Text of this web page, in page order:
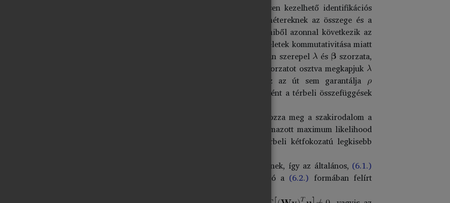
formájából világosan látható, hogy a modell meglehetősen nehézkesen kezelhető identifikációs
első és második tagját tekintve azonnal adódik, hogy
paramétereknek az összege és a
a helyzetet, hogy egyik paraméter sem szerepel önmagában, amiből azonnal következik az
két paraméter felcserélhető, miközben azok szorzata és összege a műveletek kommutativitása miatt
információnk is, hiszen az egyenlet jobb oldalának negyedik tagjában szerepel
és
szorzata,
lenne az az út, hogy
megbecslésével, majd ezzel a szorzatot osztva megkapjuk
értékére is lesz kalkulációnk. Sajnálatos módon azonban még ez az út sem garantálja
, akkor a modell ugyancsak identifikálhatatlan még akkor is, ha egyébként a térbeli összefüggések
nem ezt az identifikációs és becslési stratégiát követve határozza meg a szakirodalom a
megismerési módját. Ehelyett az ismert és eddigiekben is alkalmazott maximum likelihood
legkisebb négyzetek módszerének továbbfejlesztett, általánosított térbeli kétfokozatú legkisebb
Least Squares, GS2SLS) alkalmazásához fordul.
modell egy egyszerűbb változata, ahol a térbeli súlymátrixok megegyeznek, így az általános, (6.1.)
vonatkozó paraméterbecslési eljárás ugyanúgy alkalmazható a (6.2.) formában felírt